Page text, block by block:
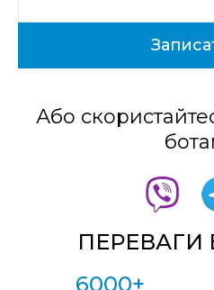
Або
ПЕРЕВАГИ
6000+